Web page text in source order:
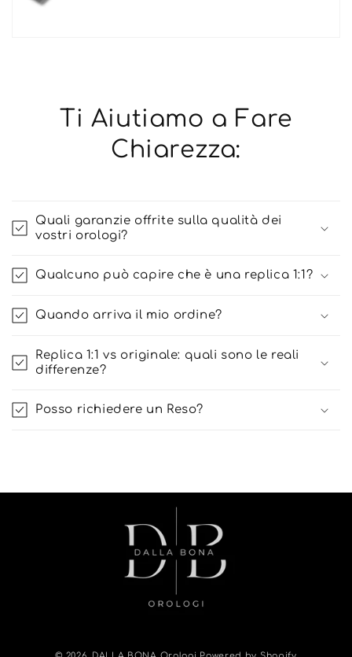
Ti Aiutiamo a Fare
Chiarezza:
Quali garanzie offrite sulla qualità dei
vostri orologi?
Qualcuno può capire che è una replica 1:1?
Quando arriva il mio ordine?
Replica 1:1 vs originale: quali sono le reali
differenze?
Posso richiedere un Reso?